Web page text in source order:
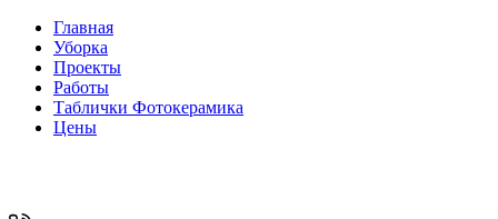
Главная
Уборка
Проекты
Работы
Таблички Фотокерамика
Цены